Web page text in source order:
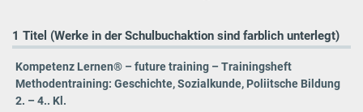
1 Titel (Werke in der Schulbuchaktion sind farblich unterlegt)
Kompetenz Lernen® – future training – Trainingsheft
Methodentraining: Geschichte, Sozialkunde, Poliitsche Bildung
2. – 4.. Kl.